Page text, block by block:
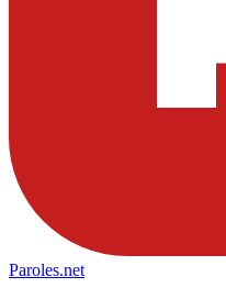
Paroles.net